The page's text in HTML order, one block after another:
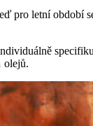
pro letní období
olejů.